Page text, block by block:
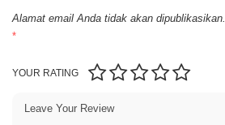
Alamat email Anda tidak akan dipublikasikan.
*
YOUR RATING